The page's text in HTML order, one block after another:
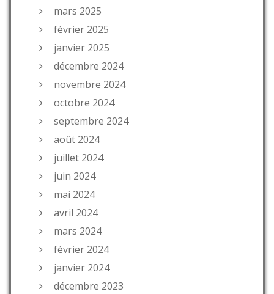
mars 2025
février 2025
janvier 2025
décembre 2024
novembre 2024
octobre 2024
septembre 2024
août 2024
juillet 2024
juin 2024
mai 2024
avril 2024
mars 2024
février 2024
janvier 2024
décembre 2023